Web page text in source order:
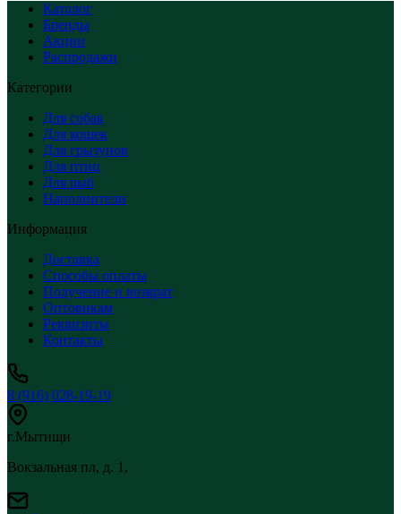
Каталог
Бренды
Акции
Распродажи
Категории
Для собак
Для кошек
Для грызунов
Для птиц
Для рыб
Наполнители
Информация
Доставка
Способы оплаты
Получение и возврат
Оптовикам
Реквизиты
Контакты
8 (916) 028-19-19
г.Мытищи
Вокзальная пл, д. 1,